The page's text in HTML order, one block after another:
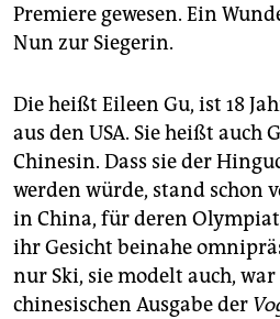
Premiere gewesen. Ein
Nun zur Siegerin.
Die heißt Eileen Gu, ist 18
aus den USA. Sie heißt auch
Chinesin. Dass sie der
werden würde, stand schon
in China, für deren
ihr Gesicht beinahe
nur Ski, sie modelt auch,
chinesischen Ausgabe der